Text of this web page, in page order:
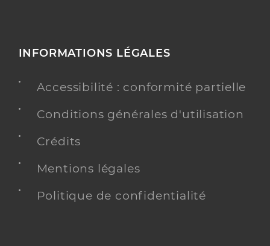
INFORMATIONS LÉGALES
Accessibilité : conformité partielle
Conditions générales d'utilisation
Crédits
Mentions légales
Politique de confidentialité